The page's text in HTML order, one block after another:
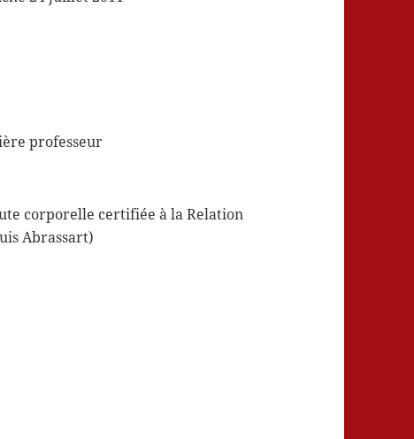
professeur
corporelle certifiée à la Relation
Abrassart)